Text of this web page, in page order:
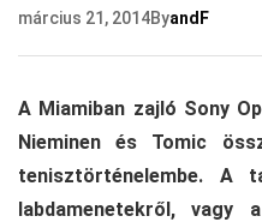
március 21, 2014ByandF
A Miamiban zajló Sony
Nieminen és Tomic
tenisztörténelembe. A
labdamenetekről, vagy